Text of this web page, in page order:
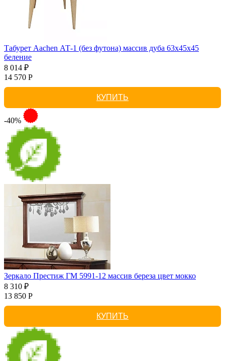
Табурет Aachen АТ-1 (без футона) массив дуба 63х45х45
беление
8 014 ₽
14 570 Р
КУПИТЬ
-40%
Зеркало Престиж ГМ 5991-12 массив береза цвет мокко
8 310 ₽
13 850 Р
КУПИТЬ